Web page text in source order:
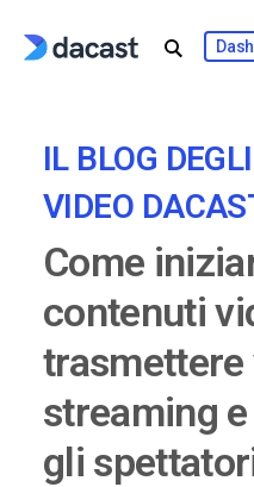
IL BLOG
VIDEO
Come
contenuti
trasmettere
streaming
gli